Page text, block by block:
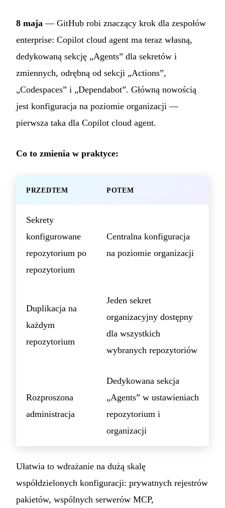
8 maja — GitHub robi znaczący krok dla zespołów
enterprise: Copilot cloud agent ma teraz własną,
dedykowaną sekcję „Agents” dla sekretów i
zmiennych, odrębną od sekcji „Actions”,
„Codespaces” i „Dependabot”. Główną nowością
jest konfiguracja na poziomie organizacji —
pierwsza taka dla Copilot cloud agent.
Co to zmienia w praktyce:
PRZEDTEM POTEM
Sekrety
konfigurowane
repozytorium po
repozytorium
Centralna konfiguracja
na poziomie organizacji
Duplikacja na
każdym
repozytorium
Jeden sekret
organizacyjny dostępny
dla wszystkich
wybranych repozytoriów
Rozproszona
administracja
Dedykowana sekcja
„Agents” w ustawieniach
repozytorium i
organizacji
Ułatwia to wdrażanie na dużą skalę
współdzielonych konfiguracji: prywatnych rejestrów
pakietów, wspólnych serwerów MCP,